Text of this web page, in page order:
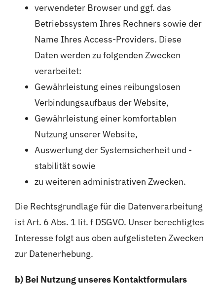
verwendeter Browser und ggf. das
Betriebssystem Ihres Rechners sowie der
Name Ihres Access-Providers. Diese
Daten werden zu folgenden Zwecken
verarbeitet:
Gewährleistung eines reibungslosen
Verbindungsaufbaus der Website,
Gewährleistung einer komfortablen
Nutzung unserer Website,
Auswertung der Systemsicherheit und -
stabilität sowie
zu weiteren administrativen Zwecken.
Die Rechtsgrundlage für die Datenverarbeitung
ist Art. 6 Abs. 1 lit. f DSGVO. Unser berechtigtes
Interesse folgt aus oben aufgelisteten Zwecken
zur Datenerhebung.
b) Bei Nutzung unseres Kontaktformulars